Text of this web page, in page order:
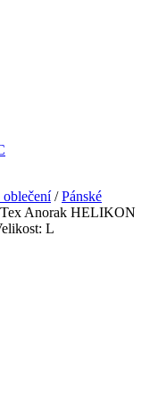
oblečení/Pánské
Anorak HELIKON
L